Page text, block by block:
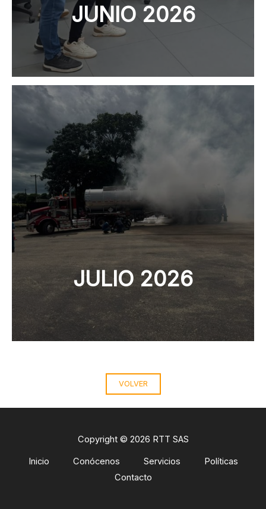
JUNIO 2026
JULIO 2026
VOLVER
Copyright © 2026 RTT SAS
Inicio Conócenos Servicios
Políticas
Contacto